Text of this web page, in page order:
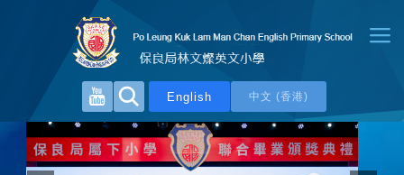
English 中文 (香港)